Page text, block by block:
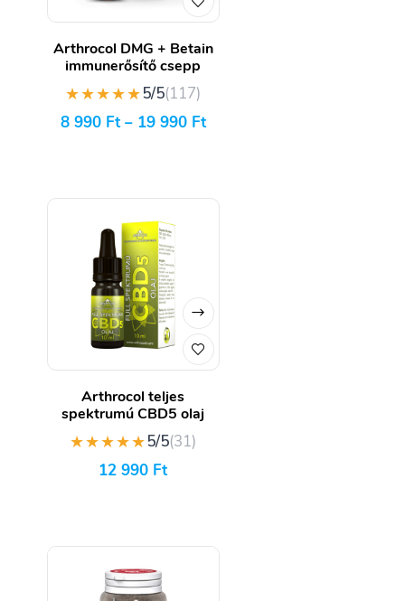
Arthrocol DMG + Betain
immunerősítő csepp
★★★★★5/5(117)
8 990 Ft– 19 990 Ft
Arthrocol teljes
spektrumú CBD5 olaj
★★★★★5/5(31)
12 990 Ft